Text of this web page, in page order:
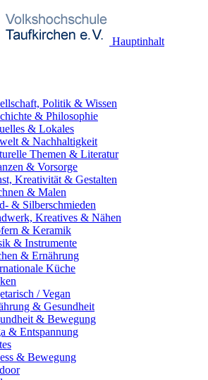
Hauptinhalt
Politik & Wissen
& Philosophie
& Lokales
& Nachhaltigkeit
Themen & Literatur
& Vorsorge
Kreativität & Gestalten
& Malen
& Silberschmieden
Kreatives & Nähen
& Keramik
& Instrumente
& Ernährung
Küche
/ Vegan
& Gesundheit
& Bewegung
& Entspannung
& Bewegung